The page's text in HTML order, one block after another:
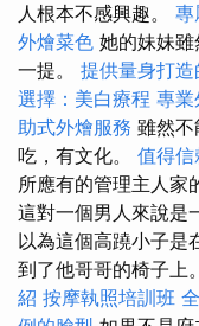
人根本不感興趣。 專
外燴菜色 她的妹妹
一提。 提供量身打
選擇：美白療程 專
助式外燴服務 雖然不
吃，有文化。 值得
所應有的管理主人家
這對一個男人來說是
以為這個高蹺小子是
到了他哥哥的椅子上
紹 按摩執照培訓班